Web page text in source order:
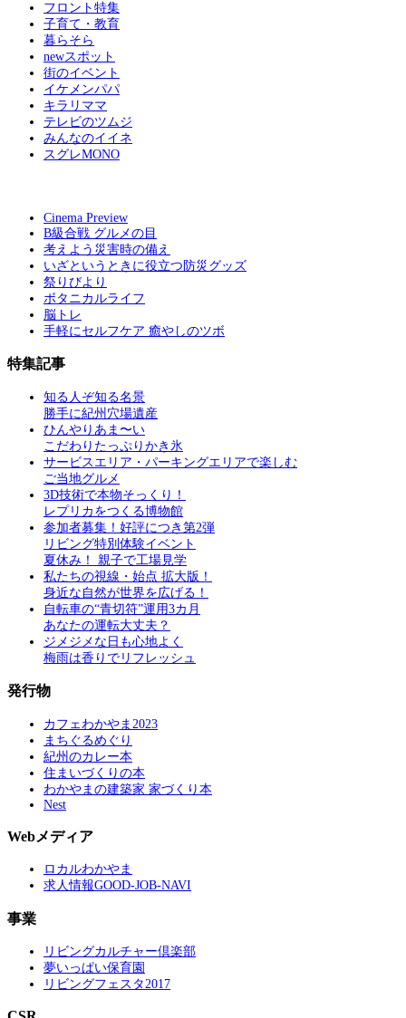
フロント特集
子育て・教育
暮らそら
newスポット
街のイベント
イケメンパパ
キラリママ
テレビのツムジ
みんなのイイネ
スグレMONO
Cinema Preview
B級合戦 グルメの目
考えよう災害時の備え
いざというときに役立つ防災グッズ
祭りびより
ボタニカルライフ
脳トレ
手軽にセルフケア 癒やしのツボ
特集記事
知る人ぞ知る名景
勝手に紀州穴場遺産
ひんやりあま〜い
こだわりたっぷりかき氷
サービスエリア・パーキングエリアで楽しむ
ご当地グルメ
3D技術で本物そっくり！
レプリカをつくる博物館
参加者募集！好評につき第2弾
リビング特別体験イベント
夏休み！ 親子で工場見学
私たちの視線・始点 拡大版！
身近な自然が世界を広げる！
自転車の“青切符”運用3カ月
あなたの運転大丈夫？
ジメジメな日も心地よく
梅雨は香りでリフレッシュ
発行物
カフェわかやま2023
まちぐるめぐり
紀州のカレー本
住まいづくりの本
わかやまの建築家 家づくり本
Nest
Webメディア
ロカルわかやま
求人情報GOOD-JOB-NAVI
事業
リビングカルチャー倶楽部
夢いっぱい保育園
リビングフェスタ2017